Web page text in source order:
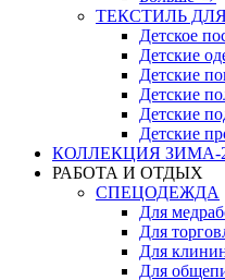
ТЕКСТИЛЬ
Детское
Детские
Детские
Детские
Детские
Детские
КОЛЛЕКЦИЯ ЗИМА-
РАБОТА И ОТДЫХ
СПЕЦОДЕЖДА
Для
Для
Для
Для